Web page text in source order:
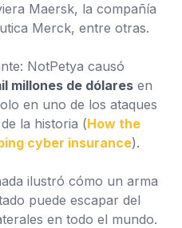
Maersk, la compañía
Merck, entre otras.
NotPetya causó
millones de dólares en
en uno de los ataques
la historia (How the
cyber insurance).
ilustró cómo un arma
puede escapar del
en todo el mundo.